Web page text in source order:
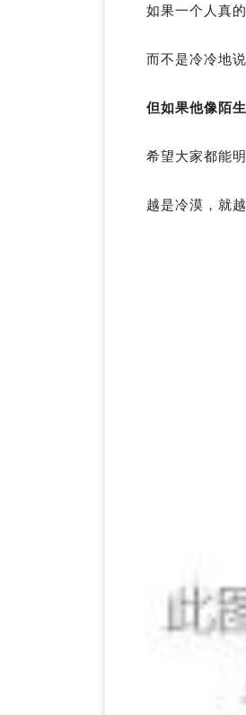
如果一个人真
而不是冷冷地说
但如果他像陌
希望大家都能
越是冷漠，就越